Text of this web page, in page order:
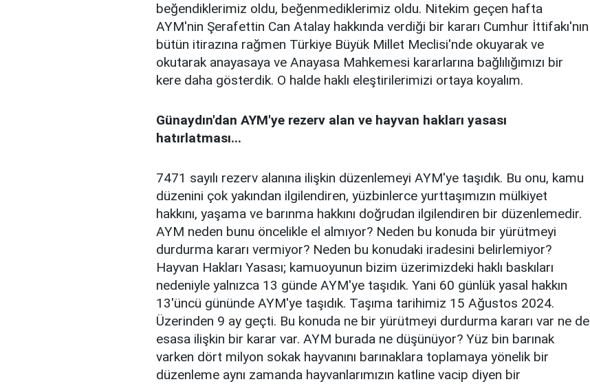
beğendiklerimiz oldu, beğenmediklerimiz oldu. Nitekim geçen hafta
AYM'nin Şerafettin Can Atalay hakkında verdiği bir kararı Cumhur İttifakı'nın
bütün itirazına rağmen Türkiye Büyük Millet Meclisi'nde okuyarak ve
okutarak anayasaya ve Anayasa Mahkemesi kararlarına bağlılığımızı bir
kere daha gösterdik. O halde haklı eleştirilerimizi ortaya koyalım.
Günaydın'dan AYM'ye rezerv alan ve hayvan hakları yasası
hatırlatması...
7471 sayılı rezerv alanına ilişkin düzenlemeyi AYM'ye taşıdık. Bu onu, kamu
düzenini çok yakından ilgilendiren, yüzbinlerce yurttaşımızın mülkiyet
hakkını, yaşama ve barınma hakkını doğrudan ilgilendiren bir düzenlemedir.
AYM neden bunu öncelikle el almıyor? Neden bu konuda bir yürütmeyi
durdurma kararı vermiyor? Neden bu konudaki iradesini belirlemiyor?
Hayvan Hakları Yasası; kamuoyunun bizim üzerimizdeki haklı baskıları
nedeniyle yalnızca 13 günde AYM'ye taşıdık. Yani 60 günlük yasal hakkın
13'üncü gününde AYM'ye taşıdık. Taşıma tarihimiz 15 Ağustos 2024.
Üzerinden 9 ay geçti. Bu konuda ne bir yürütmeyi durdurma kararı var ne de
esasa ilişkin bir karar var. AYM burada ne düşünüyor? Yüz bin barınak
varken dört milyon sokak hayvanını barınaklara toplamaya yönelik bir
düzenleme aynı zamanda hayvanlarımızın katline vacip diyen bir